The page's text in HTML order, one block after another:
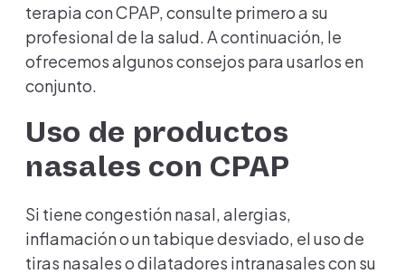
terapia con CPAP, consulte primero a su
profesional de la salud. A continuación, le
ofrecemos algunos consejos para usarlos en
conjunto.
Uso de productos
nasales con CPAP
Si tiene congestión nasal, alergias,
inflamación o un tabique desviado, el uso de
tiras nasales o dilatadores intranasales con su